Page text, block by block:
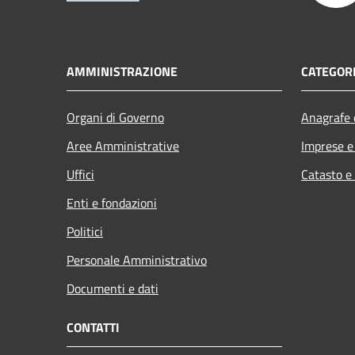
AMMINISTRAZIONE
Organi di Governo
Aree Amministrative
Uffici
Enti e fondazioni
Politici
Personale Amministrativo
Documenti e dati
Imprese
Catasto
CONTATTI